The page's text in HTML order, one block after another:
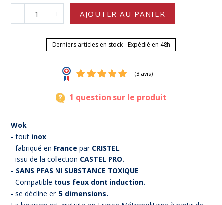
- + AJOUTER AU PANIER
Derniers articles en stock - Expédié en 48h
1 question sur le produit
Wok
-tout inox
- fabriqué en France par CRISTEL.
- issu de la collection CASTEL PRO.
- SANS PFAS NI SUBSTANCE TOXIQUE
- Compatible tous feux dont induction.
- se décline en 5 dimensions.